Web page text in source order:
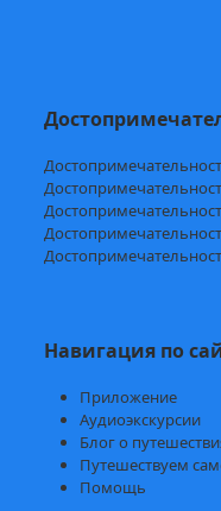
Навигация по
Приложение
Аудиоэкскурсии
Блог о
Путешествуем
Помощь